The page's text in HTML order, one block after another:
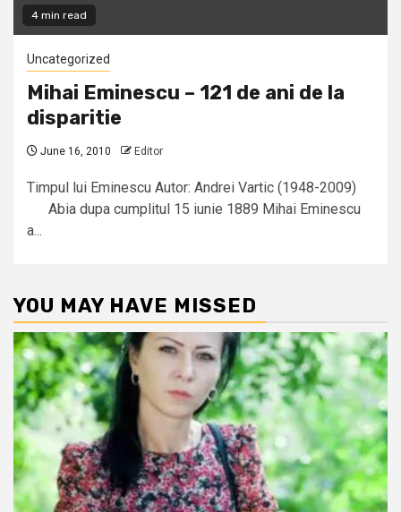
4 min read
Uncategorized
Mihai Eminescu – 121 de ani de la
disparitie
June 16, 2010 Editor
Timpul lui Eminescu Autor: Andrei Vartic (1948-2009)
Abia dupa cumplitul 15 iunie 1889 Mihai Eminescu
a...
YOU MAY HAVE MISSED